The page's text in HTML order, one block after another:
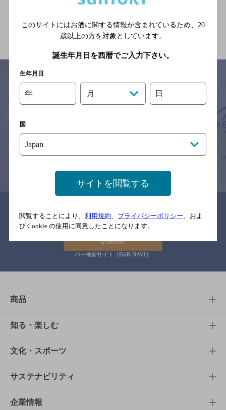
関連ページ
サイトマップ 利用規約
念のためお店にご確認の上ご来店くださいますようお願い申し上げま
バー検索サイト［BAR-NAVI］
商品
商品TOP
商品一覧
商品発売情報
栄養成分一覧
知る・楽しむ
知る・楽しむTOP
キャンペーン
工場見学
文化・スポーツ
文化・スポーツTOP
サントリーホール
サステナビリティ
サステナビリティTOP
企業情報
このサイトにはお酒に関する情報が含まれているため、 20
歳以上の方を対象としています。
誕生年月日を西暦でご入力下さい。
生年月日
年 月 日
国
サイトを閲覧する
閲覧することにより、 利用規約 プライバシーポリシー 、およ
び Cookie の使用に同意したことになります。